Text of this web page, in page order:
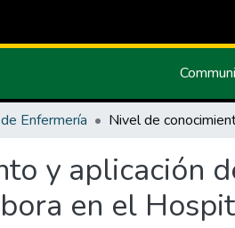
Enfermería
y aplicación
en el